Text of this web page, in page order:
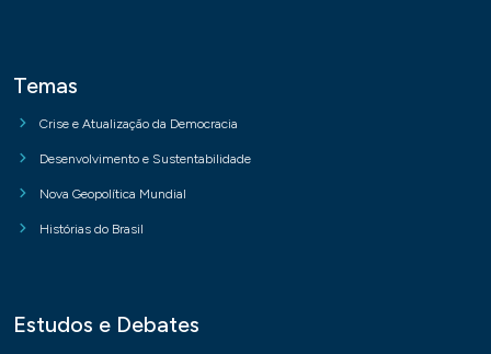
Temas
Crise e Atualização da Democracia
Desenvolvimento e Sustentabilidade
Nova Geopolítica Mundial
Histórias do Brasil
Estudos e Debates